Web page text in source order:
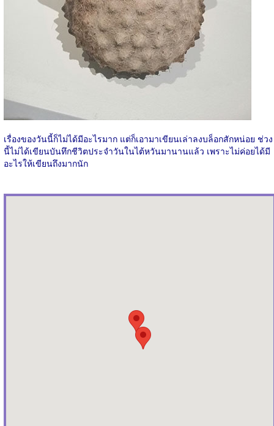
เรื่องของวันนี้ก็ไม่ได้มีอะไรมาก แต่ก็เอามาเขียนเล่าลงบล็อกสักหน่อย ช่วง
นี้ไม่ได้เขียนบันทึกชีวิตประจำวันในไต้หวันมานานแล้ว เพราะไม่ค่อยได้มี
อะไรให้เขียนถึงมากนัก